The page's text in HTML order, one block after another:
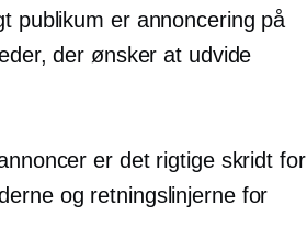
publikum er annoncering på
der ønsker at udvide
er det rigtige skridt for
og retningslinjerne for